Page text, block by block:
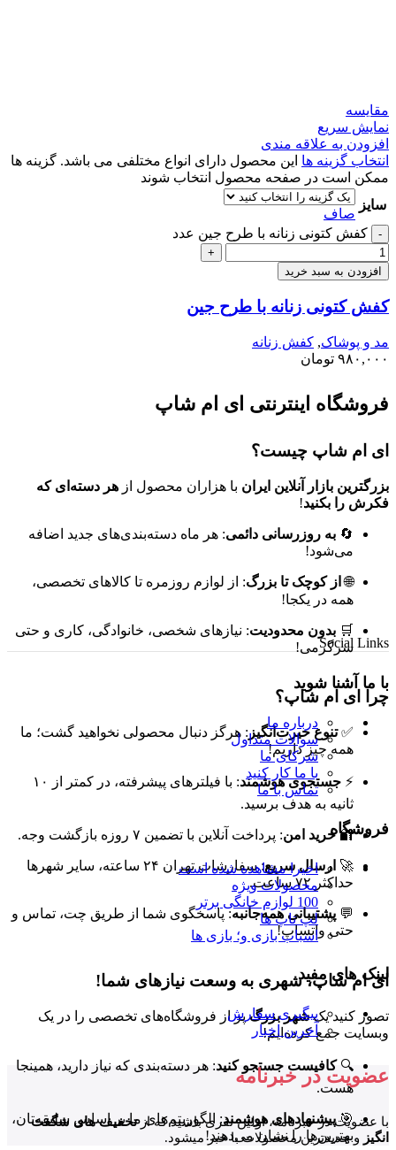
مقايسه
نمایش سریع
افزودن به علاقه مندی
انتخاب گزینه ها این محصول دارای انواع مختلفی می باشد. گزینه ها
ممکن است در صفحه محصول انتخاب شوند
سایز
صاف
- کفش کتونی زنانه با طرح جین عدد
+
افزودن به سبد خرید
کفش کتونی زنانه با طرح جین
مد و پوشاک, کفش زنانه
۹۸۰,۰۰۰ تومان
فروشگاه اینترنتی ای ام شاپ
ای ام شاپ چیست؟
بزرگترین بازار آنلاین ایران با هزاران محصول از هر دسته‌ای که
فکرش را بکنید!
🔄 به روزرسانی دائمی: هر ماه دسته‌بندی‌های جدید اضافه
می‌شود!
🌐 از کوچک تا بزرگ: از لوازم روزمره تا کالاهای تخصصی،
همه در یکجا!
🛒 بدون محدودیت: نیازهای شخصی، خانوادگی، کاری و حتی
سرگرمی!
چرا ای ام شاپ؟
✅تنوع حیرت‌انگیز: هرگز دنبال محصولی نخواهید گشت؛ ما
همه چیز داریم!
⚡ جستجوی هوشمند
: با فیلترهای پیشرفته، در کمتر از ۱۰
ثانیه به هدف برسید.
🔐خرید امن: پرداخت آنلاین با تضمین ۷ روزه بازگشت وجه.
🚀 ارسال سریع
: سفارشات تهران ۲۴ ساعته، سایر شهرها
حداکثر ۷۲ ساعت.
💬 پشتیبانی همه‌جانبه: پاسخگوی شما از طریق چت، تماس و
حتی واتساپ!
ای ام شاپ، شهری به وسعت نیازهای شما!
تصور کنید یکشهر بزرگپر از فروشگاه‌های تخصصی را در یک
وبسایت جمع کرده‌ایم!
🔍کافیست جستجو کنید: هر دسته‌بندی که نیاز دارید، همینجا
هست.
🎯پیشنهادهای هوشمند: الگوریتم‌های ما بر اساس سلیقه‌تان،
بهترین‌ها را نشان می‌دهند!
Social Links
با ما آشنا شوید
درباره ما
سوالات متداول
شرکای ما
با ما کار کنید
تماس با ما
فروشگاه
اخیرا مشاهده شده است
محصولات ویژه
100 لوازم خانگی برتر
لپ تاپ ها
اسباب بازی و؛ بازی ها
لینک های مفید
پیگیری سفارش
آخرین اخبار
عضویت در خبرنامه
با عضویت در خبرنامه، اولین نفری باشید که ازتخفیف های شگفت
انگیز و جدیدترین محصولات با خبر میشود.